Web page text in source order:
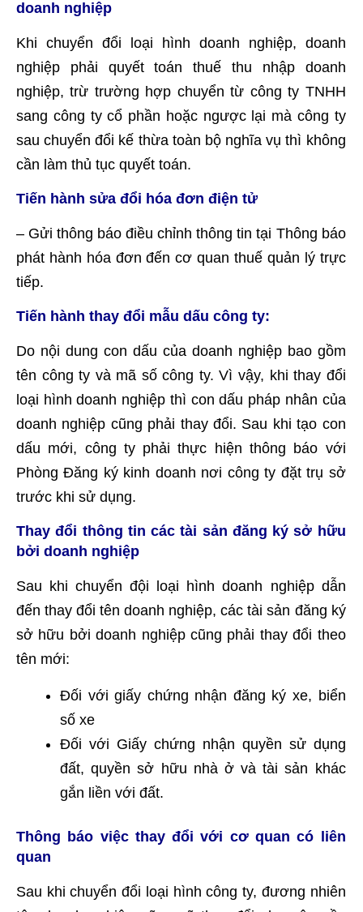
doanh nghiệp
Khi chuyển đổi loại hình doanh nghiệp, doanh
nghiệp phải quyết toán thuế thu nhập doanh
nghiệp, trừ trường hợp chuyển từ công ty TNHH
sang công ty cổ phần hoặc ngược lại mà công ty
sau chuyển đổi kế thừa toàn bộ nghĩa vụ thì không
cần làm thủ tục quyết toán.
Tiến hành sửa đổi hóa đơn điện tử
– Gửi thông báo điều chỉnh thông tin tại Thông báo
phát hành hóa đơn đến cơ quan thuế quản lý trực
tiếp.
Tiến hành thay đổi mẫu dấu công ty:
Do nội dung con dấu của doanh nghiệp bao gồm
tên công ty và mã số công ty. Vì vậy, khi thay đổi
loại hình doanh nghiệp thì con dấu pháp nhân của
doanh nghiệp cũng phải thay đổi. Sau khi tạo con
dấu mới, công ty phải thực hiện thông báo với
Phòng Đăng ký kinh doanh nơi công ty đặt trụ sở
trước khi sử dụng.
Thay đổi thông tin các tài sản đăng ký sở hữu
bởi doanh nghiệp
Sau khi chuyển đội loại hình doanh nghiệp dẫn
đến thay đổi tên doanh nghiệp, các tài sản đăng ký
sở hữu bởi doanh nghiệp cũng phải thay đổi theo
tên mới:
Đối với giấy chứng nhận đăng ký xe, biển
số xe
Đối với Giấy chứng nhận quyền sử dụng
đất, quyền sở hữu nhà ở và tài sản khác
gắn liền với đất.
Thông báo việc thay đổi với cơ quan có liên
quan
Sau khi chuyển đổi loại hình công ty, đương nhiên